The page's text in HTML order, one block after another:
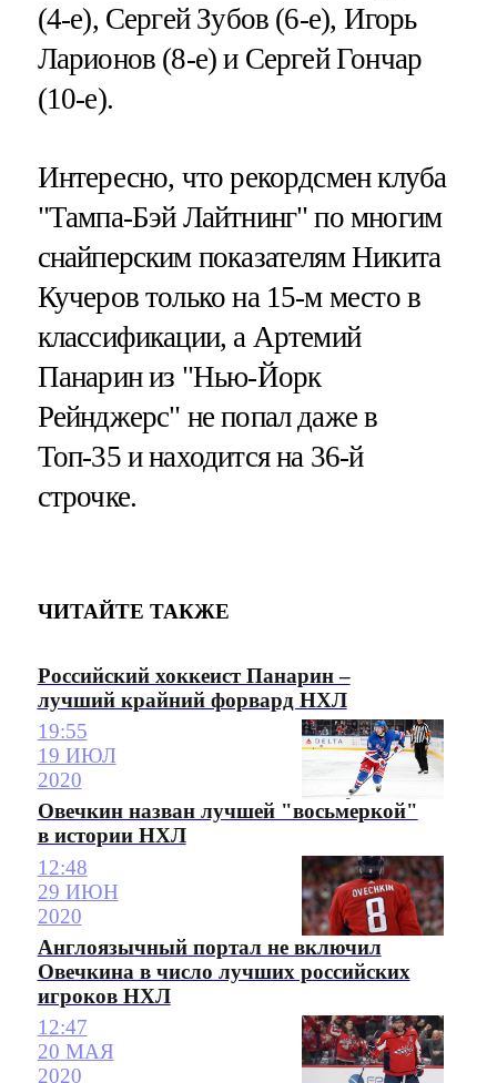
(4-е), Сергей Зубов (6-е), Игорь
Ларионов (8-е) и Сергей Гончар
(10-е).
Интересно, что рекордсмен клуба
"Тампа-Бэй Лайтнинг" по многим
снайперским показателям Никита
Кучеров только на 15-м место в
классификации, а Артемий
Панарин из "Нью-Йорк
Рейнджерс" не попал даже в
Топ-35 и находится на 36-й
строчке.
ЧИТАЙТЕ ТАКЖЕ
Российский хоккеист Панарин –
лучший крайний форвард НХЛ
19:55
19 ИЮЛ
2020
Овечкин назван лучшей "восьмеркой"
в истории НХЛ
12:48
29 ИЮН
2020
Англоязычный портал не включил
Овечкина в число лучших российских
игроков НХЛ
12:47
20 МАЯ
2020